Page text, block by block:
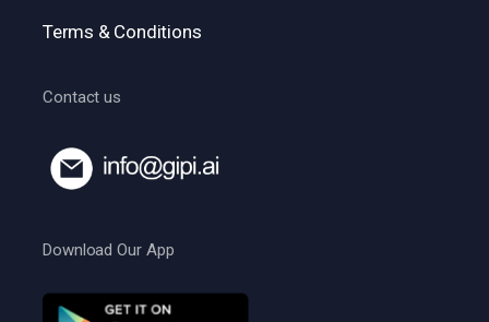
Terms & Conditions
Contact us
Download Our App